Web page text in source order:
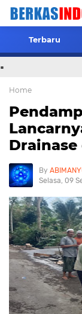
Terbaru
.
Home
Selasa, 09